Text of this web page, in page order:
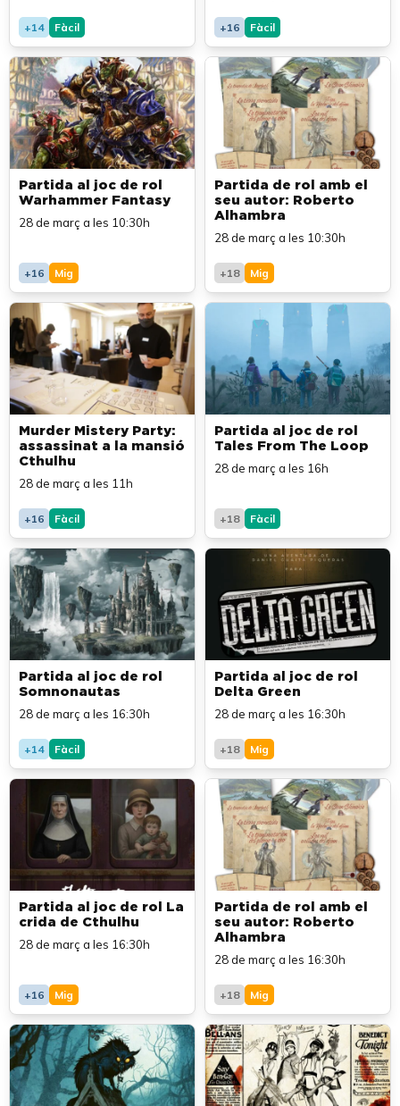
+14 Fàcil +16 Fàcil
Partida al joc de rol
Warhammer Fantasy
28 de març a les 10:30h
+16 Mig
Partida de rol amb el
seu autor: Roberto
Alhambra
28 de març a les 10:30h
+18 Mig
Murder Mistery Party:
assassinat a la mansió
Cthulhu
28 de març a les 11h
+16 Fàcil
Partida al joc de rol
Tales From The Loop
28 de març a les 16h
+18 Fàcil
Partida al joc de rol
Somnonautas
28 de març a les 16:30h
+14 Fàcil
Partida al joc de rol
Delta Green
28 de març a les 16:30h
+18 Mig
Partida al joc de rol La
crida de Cthulhu
28 de març a les 16:30h
+16 Mig
Partida de rol amb el
seu autor: Roberto
Alhambra
28 de març a les 16:30h
+18 Mig